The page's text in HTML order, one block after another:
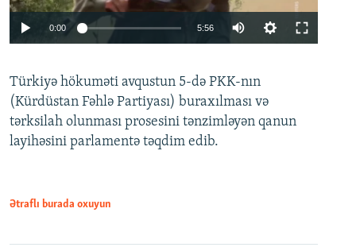
Auto 240p 360p 480p
720p 1080p
0:00 5:56
360p
480p
Türkiyə hökuməti avqustun 5-də PKK-nın
(Kürdüstan Fəhlə Partiyası) buraxılması və
tərksilah olunması prosesini tənzimləyən qanun
layihəsini parlamentə təqdim edib.
Ətraflı burada oxuyun